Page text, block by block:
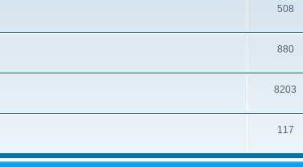
508
880
8203
117